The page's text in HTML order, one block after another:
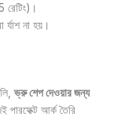
রেটিং)।
র্যাশ না হয়।
ভ্রু শেপ দেওয়ার জন্য
পারফেক্ট আর্ক তৈরি